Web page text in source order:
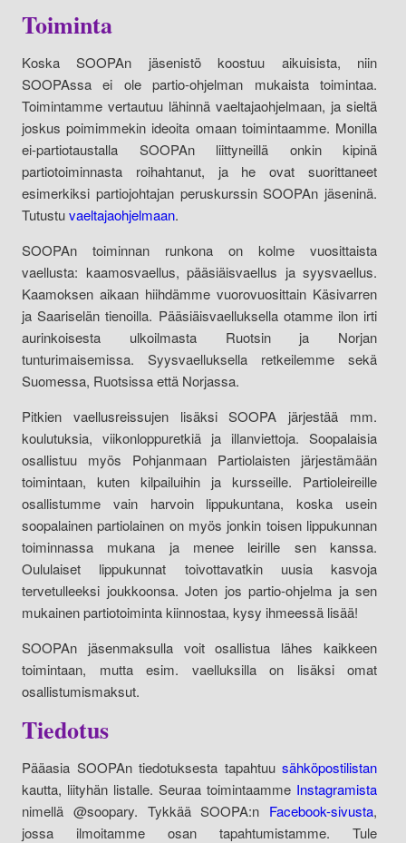
Toiminta
Koska SOOPAn jäsenistö koostuu aikuisista, niin
SOOPAssa ei ole partio-ohjelman mukaista toimintaa.
Toimintamme vertautuu lähinnä vaeltajaohjelmaan, ja sieltä
joskus poimimmekin ideoita omaan toimintaamme. Monilla
ei-partiotaustalla SOOPAn liittyneillä onkin kipinä
partiotoiminnasta roihahtanut, ja he ovat suorittaneet
esimerkiksi partiojohtajan peruskurssin SOOPAn jäseninä.
Tutustuvaeltajaohjelmaan.
SOOPAn toiminnan runkona on kolme vuosittaista
vaellusta: kaamosvaellus, pääsiäisvaellus ja syysvaellus.
Kaamoksen aikaan hiihdämme vuorovuosittain Käsivarren
ja Saariselän tienoilla. Pääsiäisvaelluksella otamme ilon irti
aurinkoisesta ulkoilmasta Ruotsin ja Norjan
tunturimaisemissa. Syysvaelluksella retkeilemme sekä
Suomessa, Ruotsissa että Norjassa.
Pitkien vaellusreissujen lisäksi SOOPA järjestää mm.
koulutuksia, viikonloppuretkiä ja illanviettoja. Soopalaisia
osallistuu myös Pohjanmaan Partiolaisten järjestämään
toimintaan, kuten kilpailuihin ja kursseille. Partioleireille
osallistumme vain harvoin lippukuntana, koska usein
soopalainen partiolainen on myös jonkin toisen lippukunnan
toiminnassa mukana ja menee leirille sen kanssa.
Oululaiset lippukunnat toivottavatkin uusia kasvoja
tervetulleeksi joukkoonsa. Joten jos partio-ohjelma ja sen
mukainen partiotoiminta kiinnostaa, kysy ihmeessä lisää!
SOOPAn jäsenmaksulla voit osallistua lähes kaikkeen
toimintaan, mutta esim. vaelluksilla on lisäksi omat
osallistumismaksut.
Tiedotus
Pääasia SOOPAn tiedotuksesta tapahtuu sähköpostilistan
kautta, liityhän listalle. Seuraa toimintaamme Instagramista
nimellä @soopary. Tykkää SOOPA:n Facebook-sivusta,
jossa ilmoitamme osan tapahtumistamme. Tule